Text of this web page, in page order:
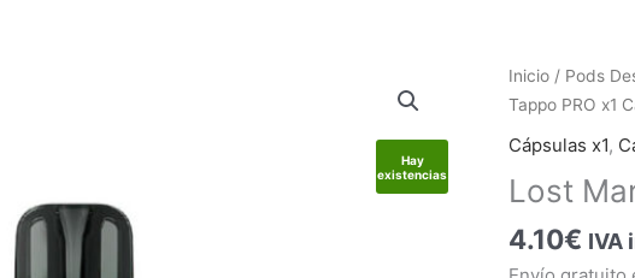
Hay
existencias
Inicio/ Pods
Tappo PRO x1
Cápsulas x1,
Lost
4.10€ IVA
Lost
Mary
Tappo
PRO
Watermelon